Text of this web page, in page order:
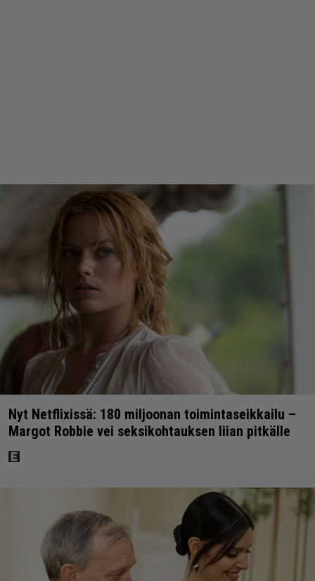
Nyt Netflixissä: 180 miljoonan toimintaseikkailu –
Margot Robbie vei seksikohtauksen liian pitkälle